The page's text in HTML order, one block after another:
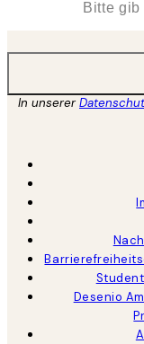
In unserer
Desenio